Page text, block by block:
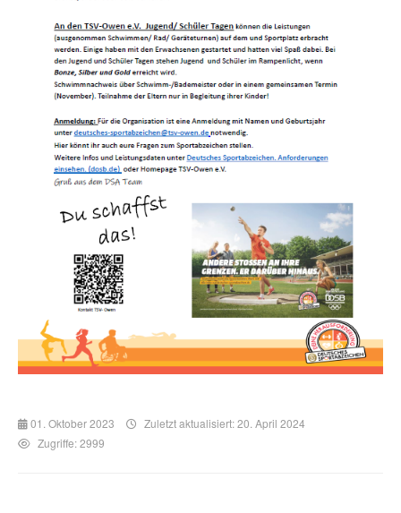
01. Oktober 2023
Zuletzt aktualisiert: 20. April 2024
Zugriffe: 2999